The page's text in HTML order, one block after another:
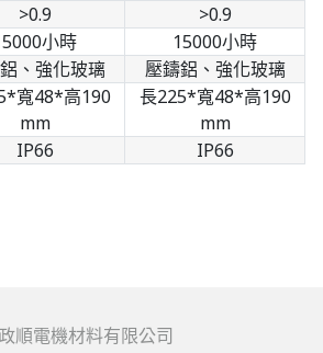
>0.9
>0.9
小時
15000小時
、強化玻璃
壓鑄鋁、強化玻璃
寬48*高190
mm
長225*寬48*高190
mm
IP66 IP66